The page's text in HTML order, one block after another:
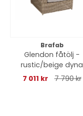
Brafab
Glendon fåtölj -
rustic/beige dyna
7 011 kr
7 790 kr